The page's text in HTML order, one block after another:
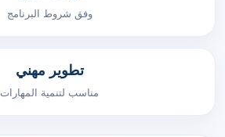
وفق شروط البرنامج
تطوير مهني
مناسب لتنمية المهارات